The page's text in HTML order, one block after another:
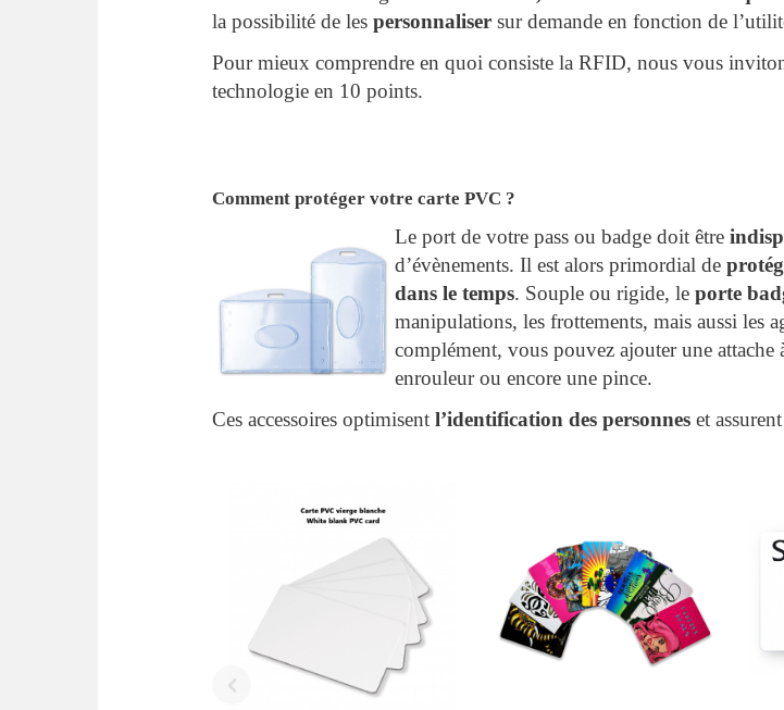
la possibilité de les personnaliser sur demande en fonction de
Pour mieux comprendre en quoi consiste la RFID, nous vous
technologie en 10 points.
Comment protéger votre carte PVC ?
Le port de votre pass ou badge doit être
d’évènements. Il est alors primordial de
dans le temps. Souple ou rigide, le porte
manipulations, les frottements, mais aussi les
complément, vous pouvez ajouter une
enrouleur ou encore une pince.
Ces accessoires optimisent l’identification des personnes et